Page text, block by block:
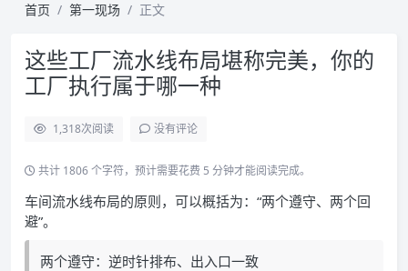
首页 第一现场 正文
这些工厂流水线布局堪称完美，你的
工厂执行属于哪一种
1,318次阅读 没有评论
共计 1806 个字符，预计需要花费 5 分钟才能阅读完成。
车间流水线布局的原则，可以概括为：“两个遵守、两个回
避”。
两个遵守：逆时针排布、出入口一致